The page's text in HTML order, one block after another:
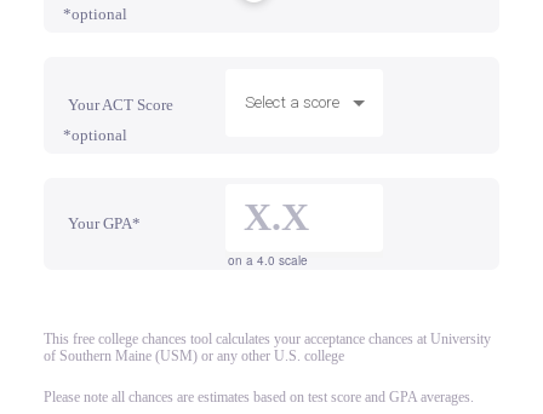
*optional
Your ACT Score
*optional
Select a score
Your GPA*
on a 4.0 scale
This free college chances tool calculates your acceptance chances at University
of Southern Maine (USM) or any other U.S. college
Please note all chances are estimates based on test score and GPA averages.